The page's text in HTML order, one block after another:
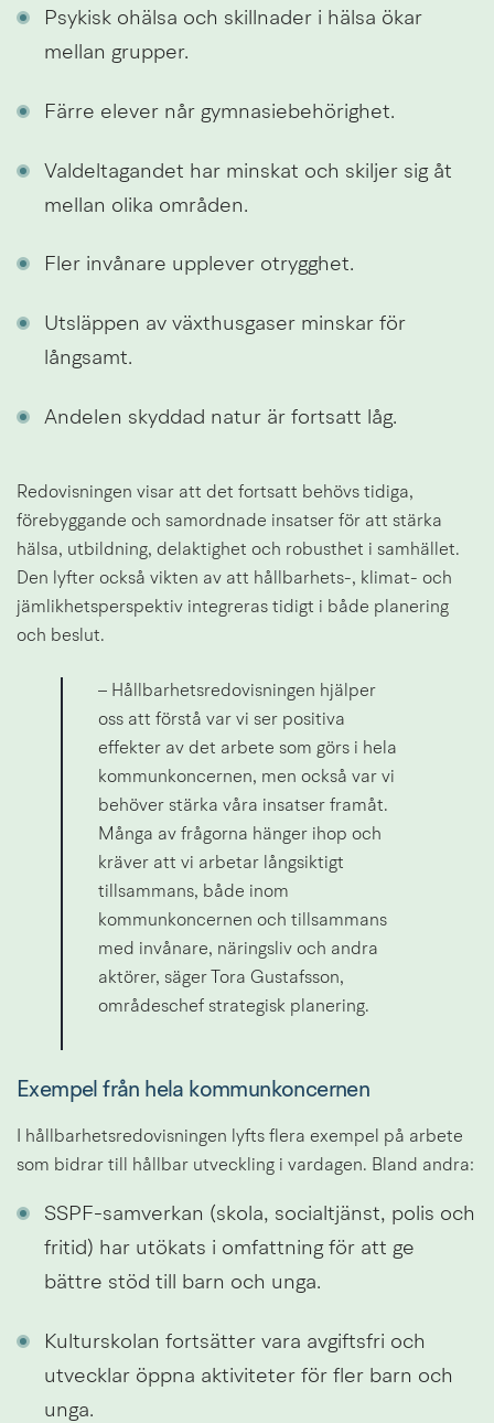
Psykisk ohälsa och skillnader i hälsa ökar
mellan grupper.
Färre elever når gymnasiebehörighet.
Valdeltagandet har minskat och skiljer sig åt
mellan olika områden.
Fler invånare upplever otrygghet.
Utsläppen av växthusgaser minskar för
långsamt.
Andelen skyddad natur är fortsatt låg.
Redovisningen visar att det fortsatt behövs tidiga,
förebyggande och samordnade insatser för att stärka
hälsa, utbildning, delaktighet och robusthet i samhället.
Den lyfter också vikten av att hållbarhets-, klimat- och
jämlikhetsperspektiv integreras tidigt i både planering
och beslut.
– Hållbarhetsredovisningen hjälper
oss att förstå var vi ser positiva
effekter av det arbete som görs i hela
kommunkoncernen, men också var vi
behöver stärka våra insatser framåt.
Många av frågorna hänger ihop och
kräver att vi arbetar långsiktigt
tillsammans, både inom
kommunkoncernen och tillsammans
med invånare, näringsliv och andra
aktörer, säger Tora Gustafsson,
områdeschef strategisk planering.
Exempel från hela kommunkoncernen
I hållbarhetsredovisningen lyfts flera exempel på arbete
som bidrar till hållbar utveckling i vardagen. Bland andra:
SSPF-samverkan (skola, socialtjänst, polis och
fritid) har utökats i omfattning för att ge
bättre stöd till barn och unga.
Kulturskolan fortsätter vara avgiftsfri och
utvecklar öppna aktiviteter för fler barn och
unga.